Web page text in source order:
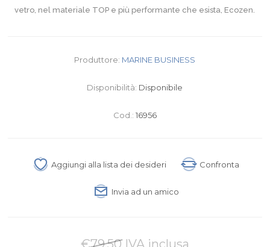
vetro, nel materiale TOP e più performante che esista, Ecozen.
Produttore: MARINE BUSINESS
Disponibilità: Disponibile
Cod.: 16956
Aggiungi alla lista dei desideri Confronta
Invia ad un amico
€79,50 IVA inclusa